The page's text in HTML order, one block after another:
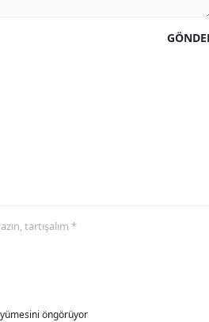
tartışalım *
öngörüyor